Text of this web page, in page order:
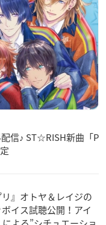
信♪ ST☆RISH新曲「P
リ』オトヤ＆レイジの
イス試聴公開！アイ